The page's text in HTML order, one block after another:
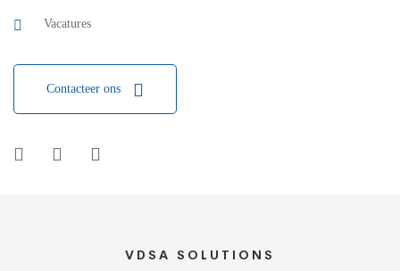
Vacatures
Contacteer ons
VDSA SOLUTIONS